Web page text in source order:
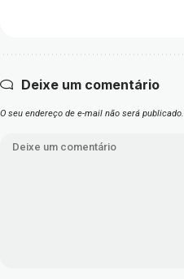
Deixe um comentário
O seu endereço de e-mail não será publicado.